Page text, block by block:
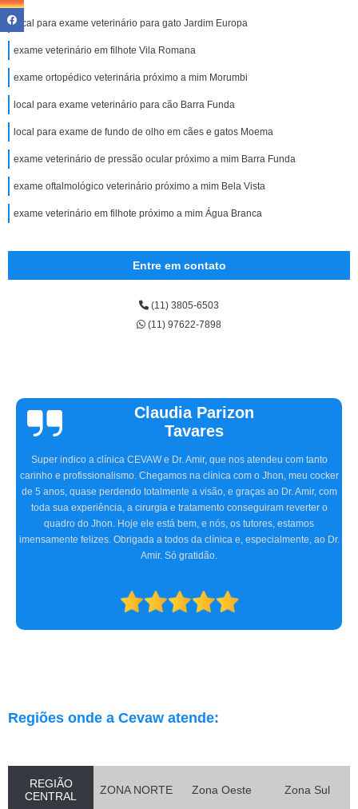
local para exame veterinário para gato Jardim Europa
exame veterinário em filhote Vila Romana
exame ortopédico veterinária próximo a mim Morumbi
local para exame veterinário para cão Barra Funda
local para exame de fundo de olho em cães e gatos Moema
exame veterinário de pressão ocular próximo a mim Barra Funda
exame oftalmológico veterinário próximo a mim Bela Vista
exame veterinário em filhote próximo a mim Água Branca
Entre em contato
(11) 3805-6503
(11) 97622-7898
Vinicius
Sallinas
preocupados porque frequentemente nosso pet, o Ozzy, ficava com o olho
irritado, às vezes quase fechado. O Doutor Amir, na primeira consulta,
detectou o problema, receitou os remédios necessários, e realizamos dois
procedimentos cirúrgicos com excelência. O atendimento e
acompanhamento foram ótimos desde a primeira consulta até o pós-
operatório. Indicamos a clínica para consultas oftalmológicas e qualquer
especialidade que atendam.
Regiões onde a Cevaw atende:
REGIÃO
CENTRAL
ZONA NORTE Zona Oeste Zona Sul